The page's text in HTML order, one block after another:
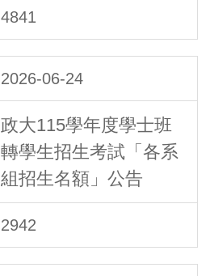
4841
2026-06-24
政大115學年度學士班
轉學生招生考試「各系
組招生名額」公告
2942